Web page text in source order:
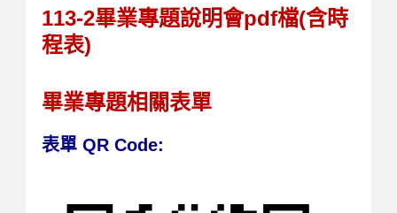
113-2畢業專題說明會pdf檔(含時
程表)
畢業專題相關表單
表單 QR Code: